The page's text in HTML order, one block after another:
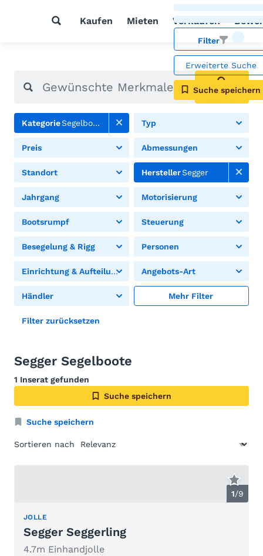
Kaufen Mieten Verkaufen
Filter
Erweiterte Suche
Suche speichern
Suchen
KategorieSegelboote Typ
Preis Abmessungen
Standort HerstellerSegger
Jahrgang Motorisierung
Bootsrumpf Steuerung
Besegelung & Rigg Personen
Einrichtung & Aufteilung Angebots-Art
Händler Mehr Filter
Filter zurücksetzen
Segger Segelboote
1 Inserat gefunden
Suche speichern
Suche speichern
Sortieren nach
1/9
JOLLE
Segger Seggerling
4.7m Einhandjolle